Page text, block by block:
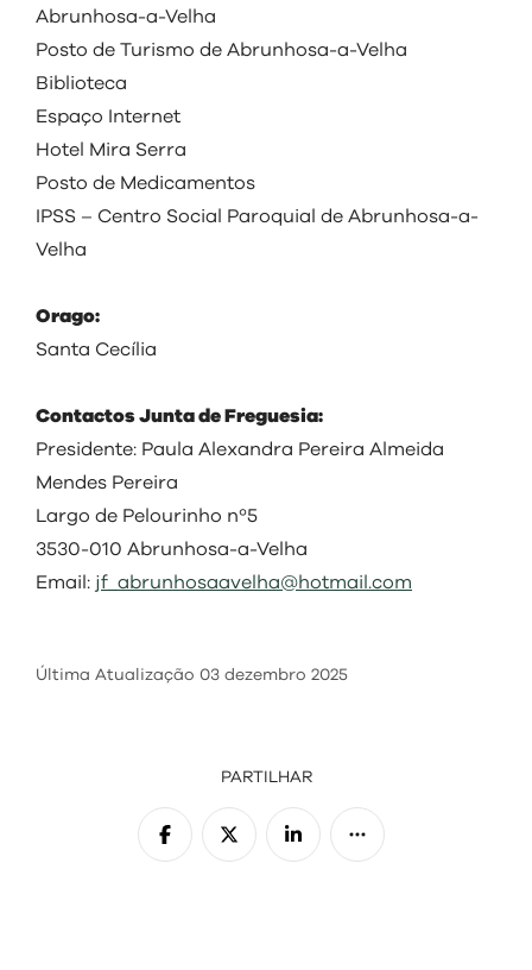
Abrunhosa-a-Velha
Posto de Turismo de Abrunhosa-a-Velha
Biblioteca
Espaço Internet
Hotel Mira Serra
Posto de Medicamentos
IPSS – Centro Social Paroquial de Abrunhosa-a-
Velha
Orago:
Santa Cecília
Contactos Junta de Freguesia:
Presidente: Paula Alexandra Pereira Almeida
Mendes Pereira
Largo de Pelourinho nº5
3530-010 Abrunhosa-a-Velha
Email: jf_abrunhosaavelha@hotmail.com
Última Atualização 03 dezembro 2025
PARTILHAR